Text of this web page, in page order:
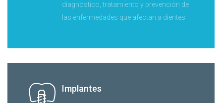
diagnóstico, tratamiento y prevención de
las enfermedades que afectan a dientes
Implantes